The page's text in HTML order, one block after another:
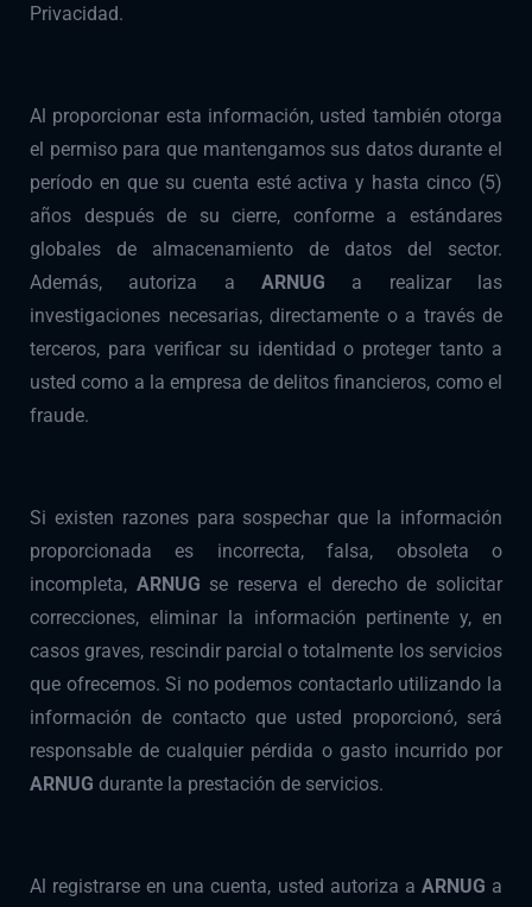
Privacidad.
Al proporcionar esta información, usted también otorga
el permiso para que mantengamos sus datos durante el
período en que su cuenta esté activa y hasta cinco (5)
años después de su cierre, conforme a estándares
globales de almacenamiento de datos del sector.
Además, autoriza a ARNUG a realizar las
investigaciones necesarias, directamente o a través de
terceros, para verificar su identidad o proteger tanto a
usted como a la empresa de delitos financieros, como el
fraude.
Si existen razones para sospechar que la información
proporcionada es incorrecta, falsa, obsoleta o
incompleta, ARNUG se reserva el derecho de solicitar
correcciones, eliminar la información pertinente y, en
casos graves, rescindir parcial o totalmente los servicios
que ofrecemos. Si no podemos contactarlo utilizando la
información de contacto que usted proporcionó, será
responsable de cualquier pérdida o gasto incurrido por
ARNUG durante la prestación de servicios.
Al registrarse en una cuenta, usted autoriza a ARNUG a